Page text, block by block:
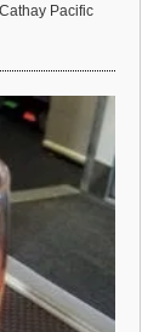
Pacific